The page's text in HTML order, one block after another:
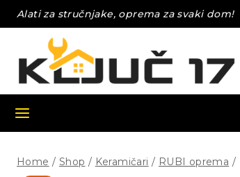
Alati za stručnjake, oprema za svaki dom!
Home / Shop / Keramičari / RUBI oprema /